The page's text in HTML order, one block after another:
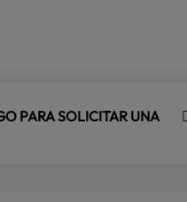
PARA SOLICITAR UNA